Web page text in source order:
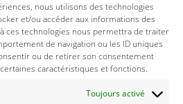
nous utilisons des technologies
et/ou accéder aux informations des
ces technologies nous permettra de traiter
de navigation ou les ID uniques
ou de retirer son consentement
caractéristiques et fonctions.
Toujours activé
: